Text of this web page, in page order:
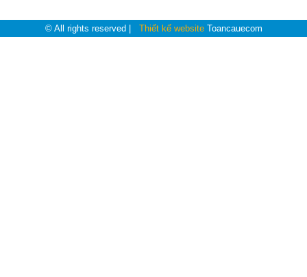
© All rights reserved | Thiết kế websiteToancauecom